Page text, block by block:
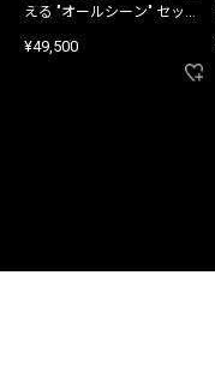
える "オールシーン" セット
¥49,500